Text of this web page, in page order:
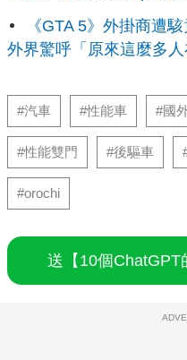
《GTA 5》外掛商遭
外界驚呼「原來這麼多人
#汽車 #性能車 #國
#性能雙門 #後驅車
#orochi
送【10個ChatGPT